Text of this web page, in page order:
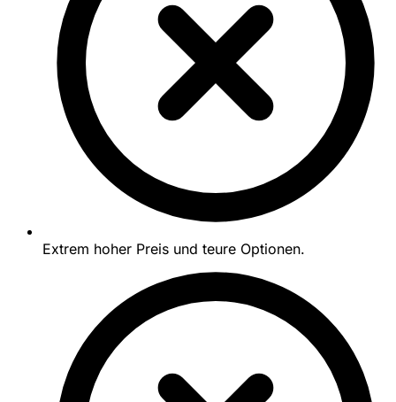
Extrem hoher Preis und teure Optionen.